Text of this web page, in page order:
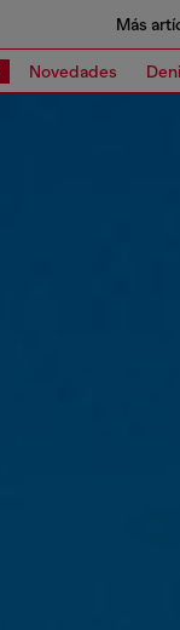
Más
Novedades